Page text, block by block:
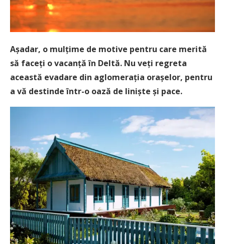
Așadar, o mulțime de motive pentru care merită
să faceți o vacanță în Deltă. Nu veți regreta
această evadare din aglomerația orașelor, pentru
a vă destinde într-o oază de liniște și pace.